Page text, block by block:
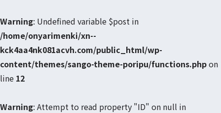
Warning: Undefined variable $post in
/home/onyarimenki/xn--
kck4aa4nk081acvh.com/public_html/wp-
content/themes/sango-theme-poripu/functions.phpon
line 12
Warning: Attempt to read property "ID" on null in